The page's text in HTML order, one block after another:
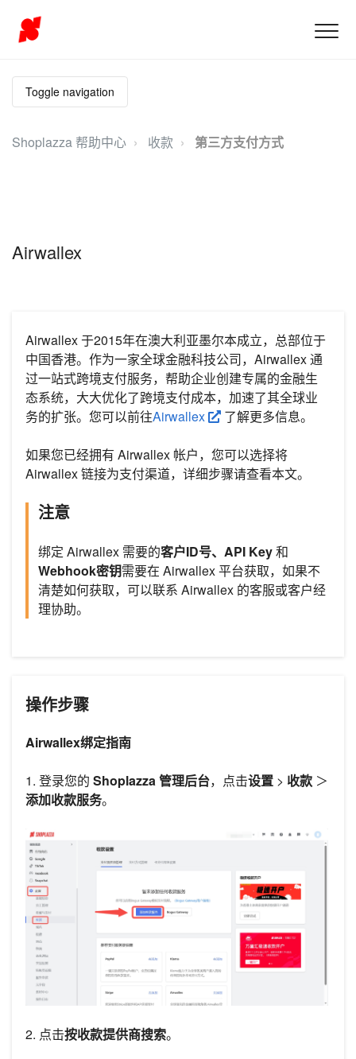
Toggle navigation
Shoplazza 帮助中心 收款 第三方支付方式
Airwallex
Airwallex 于2015年在澳大利亚墨尔本成立，总部位于
中国香港。作为一家全球金融科技公司，Airwallex 通
过一站式跨境支付服务，帮助企业创建专属的金融生
态系统，大大优化了跨境支付成本，加速了其全球业
务的扩张。您可以前往Airwallex 了解更多信息。
如果您已经拥有 Airwallex 帐户，您可以选择将
Airwallex 链接为支付渠道，详细步骤请查看本文。
注意
绑定 Airwallex 需要的客户ID号、API Key和
Webhook密钥需要在 Airwallex 平台获取，如果不
清楚如何获取，可以联系 Airwallex 的客服或客户经
理协助。
操作步骤
Airwallex绑定指南
1. 登录您的 Shoplazza 管理后台，点击设置 > 收款 ＞
添加收款服务。
2. 点击按收款提供商搜索。